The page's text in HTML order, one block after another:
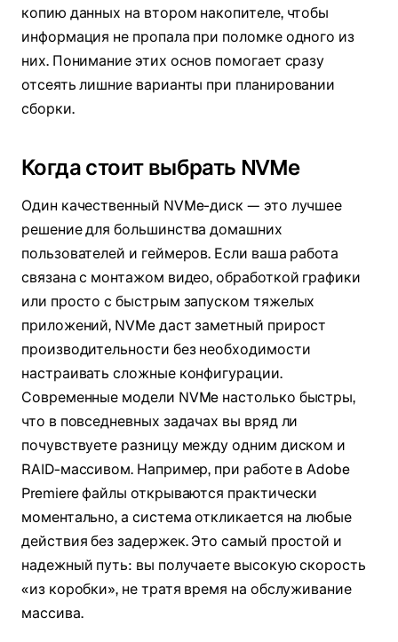
копию данных на втором накопителе, чтобы
информация не пропала при поломке одного из
них. Понимание этих основ помогает сразу
отсеять лишние варианты при планировании
сборки.
Когда стоит выбрать NVMe
Один качественный NVMe-диск — это лучшее
решение для большинства домашних
пользователей и геймеров. Если ваша работа
связана с монтажом видео, обработкой графики
или просто с быстрым запуском тяжелых
приложений, NVMe даст заметный прирост
производительности без необходимости
настраивать сложные конфигурации.
Современные модели NVMe настолько быстры,
что в повседневных задачах вы вряд ли
почувствуете разницу между одним диском и
RAID-массивом. Например, при работе в Adobe
Premiere файлы открываются практически
моментально, а система откликается на любые
действия без задержек. Это самый простой и
надежный путь: вы получаете высокую скорость
«из коробки», не тратя время на обслуживание
массива.